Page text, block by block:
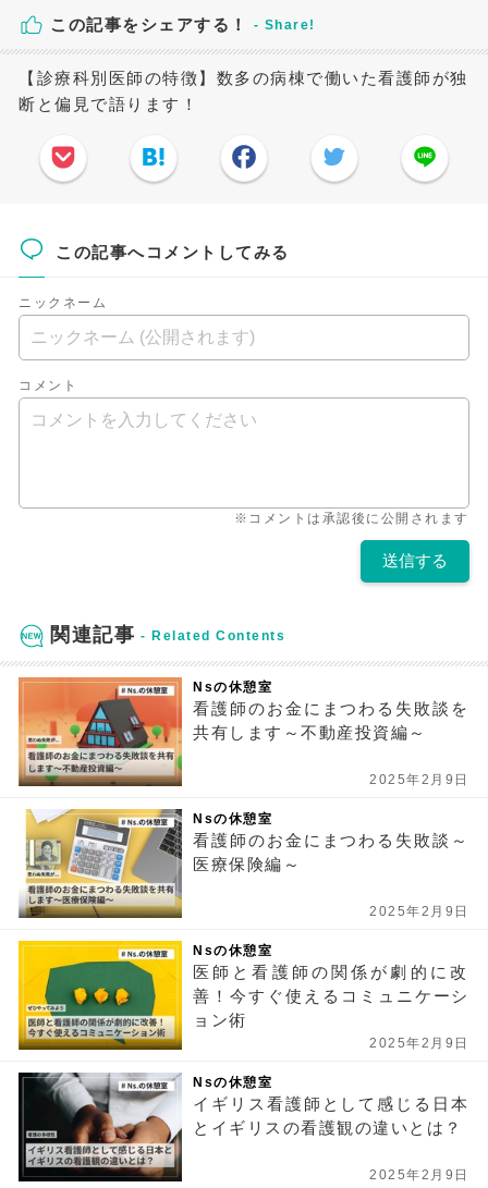
この記事をシェアする！
【診療科別医師の特徴】数多の病棟で働いた看護師が独
断と偏見で語ります！
この記事へコメントしてみる
ニックネーム
コメント
※コメントは承認後に公開されます
関連記事
Nsの休憩室
看護師のお金にまつわる失敗談を
共有します～不動産投資編～
2025年2月9日
Nsの休憩室
看護師のお金にまつわる失敗談～
医療保険編～
2025年2月9日
Nsの休憩室
医師と看護師の関係が劇的に改
善！今すぐ使えるコミュニケーシ
ョン術
2025年2月9日
Nsの休憩室
イギリス看護師として感じる日本
とイギリスの看護観の違いとは？
2025年2月9日